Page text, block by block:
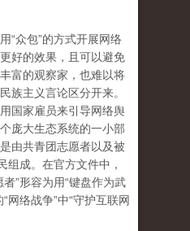
“众包”的方式开展网络
好的效果，且可以避免
富的观察家，也难以将
族主义言论区分开来。
国家雇员来引导网络舆
庞大生态系统的一小部
由共青团志愿者以及被
组成。在官方文件中，
”形容为用“键盘作为武
网络战争”中“守护互联网